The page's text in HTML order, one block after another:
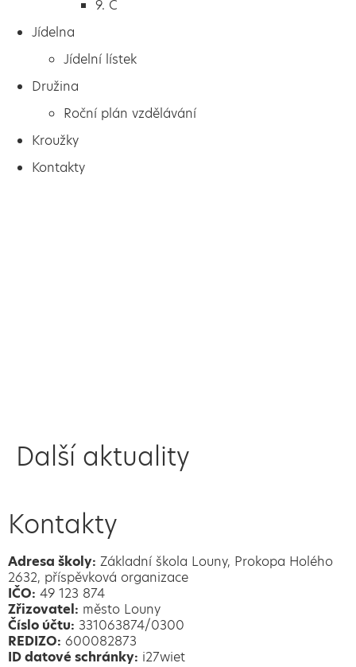
9. C
Jídelna
Jídelní lístek
Družina
Roční plán vzdělávání
Kroužky
Kontakty
Další aktuality
Kontakty
Adresa školy: Základní škola Louny, Prokopa Holého
2632, příspěvková organizace
IČO: 49 123 874
Zřizovatel: město Louny
Číslo účtu: 331063874/0300
REDIZO: 600082873
ID datové schránky: i27wiet